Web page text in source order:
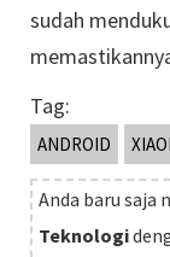
sudah
Tag:
ANDROID
Anda baru saja
Teknologi